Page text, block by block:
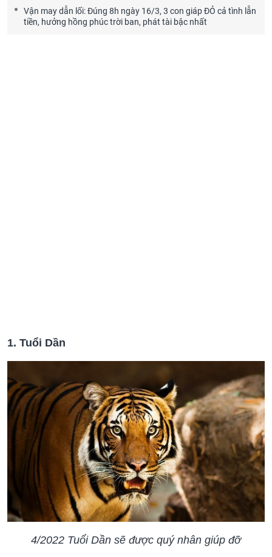
Vận may dẫn lối: Đúng 8h ngày 16/3, 3 con giáp ĐỎ cả tình lẫn
tiền, hưởng hồng phúc trời ban, phát tài bậc nhất
1. Tuổi Dần
4/2022 Tuổi Dần sẽ được quý nhân giúp đỡ